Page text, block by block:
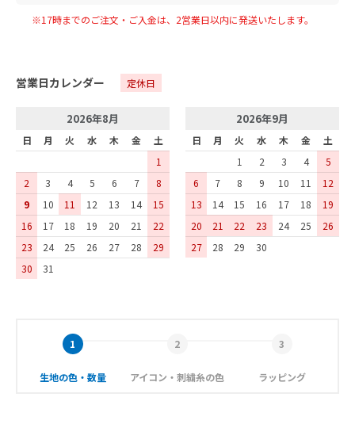
※17時までのご注文・ご入金は、 2営業日以内に発送いたします。
営業日カレンダー 定休日
2026年8月
日 月 火 水 木 金
土
1
2
3 4 5 6 7
8
9
10 11 12 13 14
15
16
17 18 19 20 21
22
23
24 25 26 27 28
29
30
31
2026年9月
日 月 火 水 木 金
土
1
2 3 4
5
6
7 8 9 10 11
12
13
14 15 16 17 18
19
20
21 22 23 24 25
26
27
28 29 30
生地の色・数量 アイコン・刺繍糸の色 ラッピング